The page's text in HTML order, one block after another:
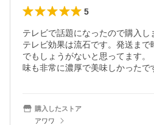
5
テレビで話題になったので購入し
テレビ効果は流石です。発送まで
でもしょうがないと思ってます。
味も非常に濃厚で美味しかったで
購入したストア
アワワ